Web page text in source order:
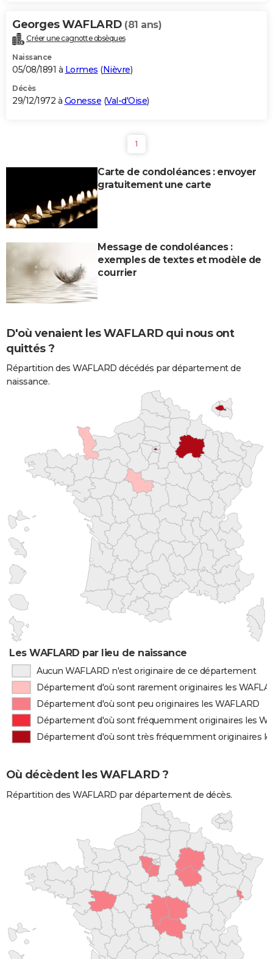
Georges WAFLARD (81 ans)
Créer une cagnotte obsèques
Naissance
05/08/1891 à Lormes (Nièvre)
Décès
29/12/1972 à Gonesse (Val-d'Oise)
1
Carte de condoléances : envoyer
gratuitement une carte
Message de condoléances :
exemples de textes et modèle de
courrier
D'où venaient les WAFLARD qui nous ont
quittés ?
Répartition des WAFLARD décédés par département de
naissance.
Les WAFLARD par lieu de naissance
Aucun WAFLARD n'est originaire de ce département
Département d'où sont rarement originaires les
Département d'où sont peu originaires les WAFLARD
Département d'où sont fréquemment originaires les
Département d'où sont très fréquemment originaires
Où décèdent les WAFLARD ?
Répartition des WAFLARD par département de décès.